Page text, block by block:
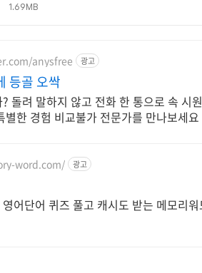
1.69MB
anysfree 광고
등골 오싹
돌려 말하지 않고 전화 한 통으로 속 시
별한 경험 비교불가 전문가를 만나보세요
word.com/ 광고
어단어 퀴즈 풀고 캐시도 받는 메모리